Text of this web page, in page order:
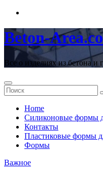
Перейти
содержимому
Beton-
Все о изделиях из бетона и
Home
Cиликоновые формы
Контакты
Пластиковые формы
Формы
Важное